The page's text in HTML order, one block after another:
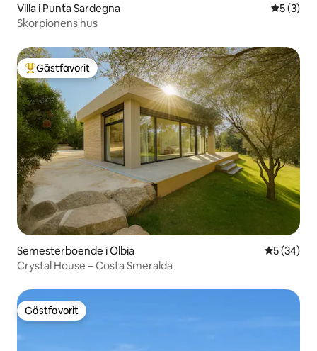
Villa i Punta Sardegna 5 av 5 i
5 (3)
Skorpionens hus
Populär gästfavorit
Gästfavorit
Semesterboende i Olbia 5 av 5 i
5 (34)
Crystal House – Costa Smeralda
Gästfavorit
Gästfavorit